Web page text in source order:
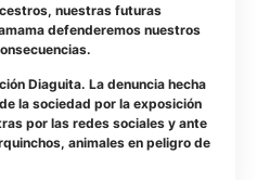
nuestras futuras
defenderemos nuestros
Diaguita. La denuncia hecha
la sociedad por la exposición
por las redes sociales y ante
animales en peligro de